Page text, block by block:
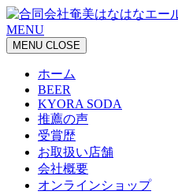
MENU
MENU CLOSE
ホーム
BEER
KYORA SODA
推薦の声
受賞歴
お取扱い店舗
会社概要
オンラインショップ